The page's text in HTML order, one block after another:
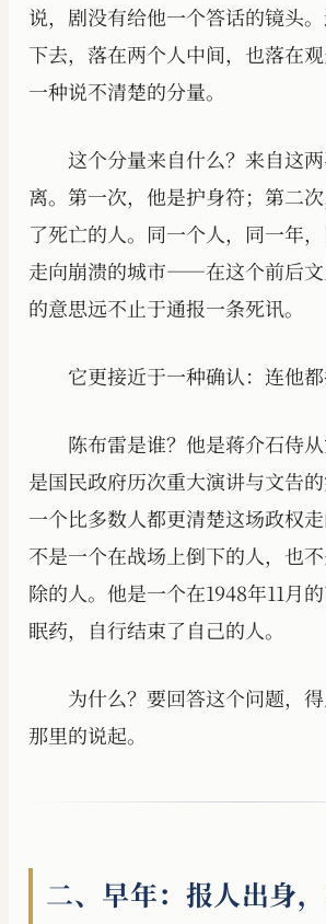
说，剧没有给他一个答话的镜头
下去，落在两个人中间，也落在
一种说不清楚的分量。
这个分量来自什么？来自这
离。第一次，他是护身符；第二
了死亡的人。同一个人，同一年
走向崩溃的城市——在这个前后
的意思远不止于通报一条死讯。
它更接近于一种确认：连他都
陈布雷是谁？他是蒋介石侍从
是国民政府历次重大演讲与文告
一个比多数人都更清楚这场政权
不是一个在战场上倒下的人，也
除的人。他是一个在1948年11月
眠药，自行结束了自己的人。
为什么？要回答这个问题，
那里的说起。
二、早年：报人出身